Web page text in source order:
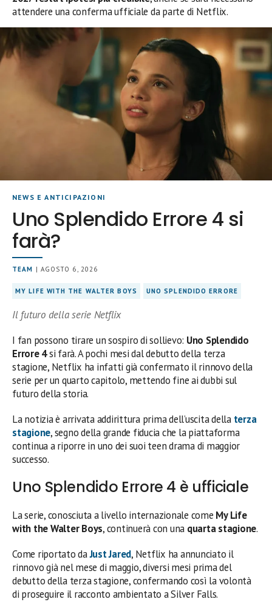
attendere una conferma ufficiale da parte di Netflix.
NEWS E ANTICIPAZIONI
Uno Splendido Errore 4 si
farà?
TEAM | AGOSTO 6, 2026
MY LIFE WITH THE WALTER BOYS UNO SPLENDIDO ERRORE
Il futuro della serie Netflix
I fan possono tirare un sospiro di sollievo: Uno Splendido
Errore 4si farà. A pochi mesi dal debutto della terza
stagione, Netflix ha infatti già confermato il rinnovo della
serie per un quarto capitolo, mettendo fine ai dubbi sul
futuro della storia.
La notizia è arrivata addirittura prima dell’uscita della terza
stagione, segno della grande fiducia che la piattaforma
continua a riporre in uno dei suoi teen drama di maggior
successo.
Uno Splendido Errore 4 è ufficiale
La serie, conosciuta a livello internazionale come My Life
with the Walter Boys, continuerà con una quarta stagione.
Come riportato daJust Jared, Netflix ha annunciato il
rinnovo già nel mese di maggio, diversi mesi prima del
debutto della terza stagione, confermando così la volontà
di proseguire il racconto ambientato a Silver Falls.